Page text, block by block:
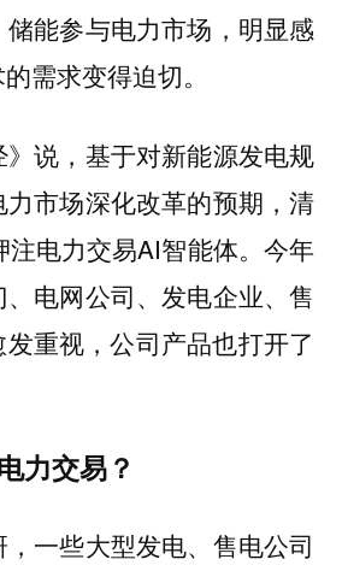
能参与电力市场，明显感
需求变得迫切。
说，基于对新能源发电规
市场深化改革的预期，清
注电力交易AI智能体。今年
电网公司、发电企业、售
重视，公司产品也打开了
力交易？
一些大型发电、售电公司